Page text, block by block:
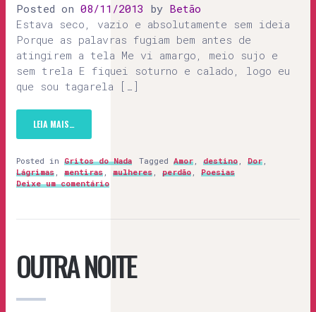
Posted on 08/11/2013 by Betão
Estava seco, vazio e absolutamente sem ideia
Porque as palavras fugiam bem antes de
atingirem a tela Me vi amargo, meio sujo e
sem trela E fiquei soturno e calado, logo eu
que sou tagarela […]
LEIA MAIS…
Posted in Gritos do Nada Tagged Amor destino Dor
Lágrimas
mentiras mulheres perdão
Poesias
Deixe um comentário
OUTRA NOITE